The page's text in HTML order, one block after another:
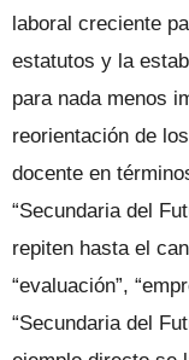
laboral creciente
estatutos y la
para nada menos
reorientación de
docente en
“Secundaria del
repiten hasta el
“evaluación”,
“Secundaria del